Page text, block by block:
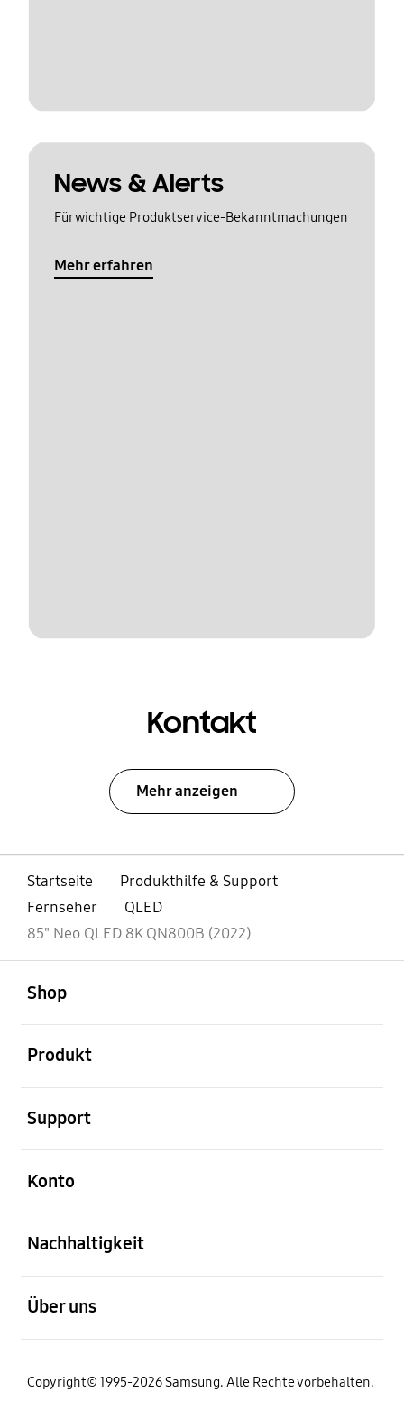
News & Alerts
Für wichtige Produktservice-Bekanntmachungen
Mehr erfahren
Kontakt
Mehr anzeigen
Startseite
Produkthilfe & Support
Fernseher
QLED
85" Neo QLED 8K QN800B (2022)
Shop
Produkt
Support
Konto
Nachhaltigkeit
Über uns
Copyright© 1995-2026 Samsung. Alle Rechte vorbehalten.